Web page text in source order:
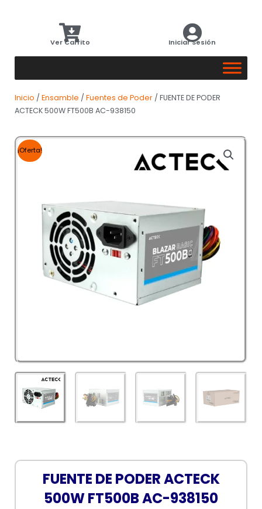
Ver Carrito Iniciar Sesión
Inicio / Ensamble / Fuentes de Poder / FUENTE DE PODER
ACTECK 500W FT500B AC-938150
¡Oferta!
FUENTE DE PODER ACTECK
500W FT500B AC-938150